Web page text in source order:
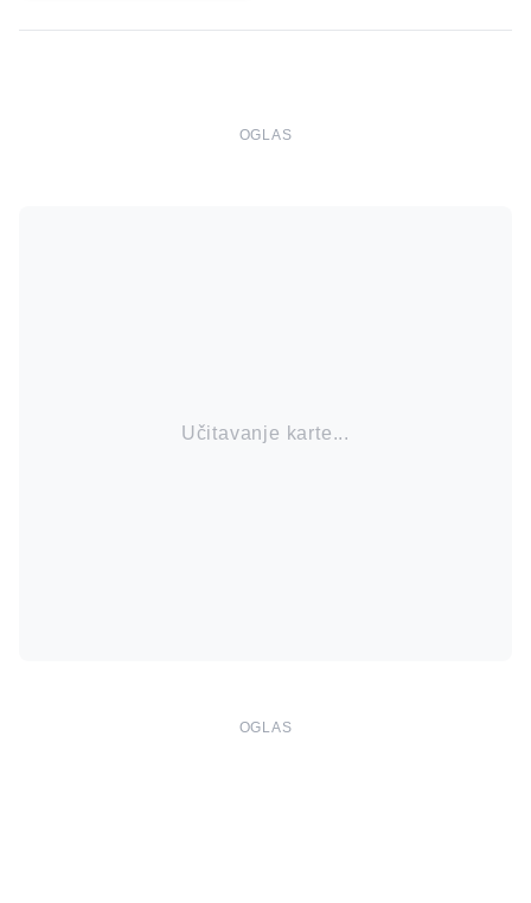
OGLAS
Učitavanje karte...
OGLAS